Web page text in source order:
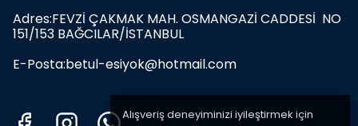
Alışveriş deneyiminizi iyileştirmek için
Adres:FEVZİ ÇAKMAK MAH. OSMANGAZİ CADDESİ NO
151/153 BAĞCILAR/İSTANBUL
E-Posta:betul-esiyok@hotmail.com